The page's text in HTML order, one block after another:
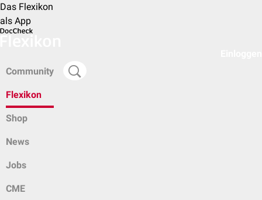
Das Flexikon
als App
Community
Flexikon
Shop
News
Jobs
CME